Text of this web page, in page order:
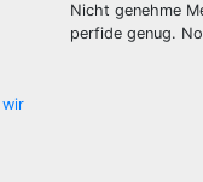
Nicht genehme
perfide genug.
wir